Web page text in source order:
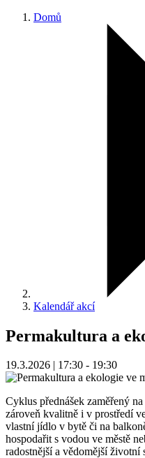
Domů
Kalendář akcí
Permakultura a
19.3.2026 | 17:30 - 19:30
Cyklus přednášek zaměřený
zároveň kvalitně i v prostředí
vlastní jídlo v bytě či na
hospodařit s vodou ve městě
radostnější a vědomější životní